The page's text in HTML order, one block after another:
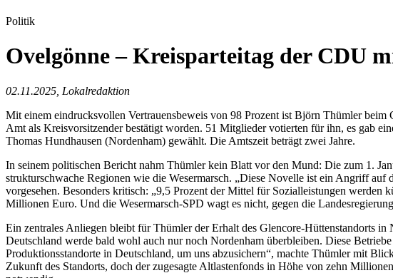
Politik
Ovelgönne – Kreisparteitag der CDU
02.11.2025, Lokalredaktion
Mit einem eindrucksvollen Vertrauensbeweis von 98 Prozent ist Björn Thümler
Amt als Kreisvorsitzender bestätigt worden. 51 Mitglieder votierten für ihn, es gab
Thomas Hundhausen (Nordenham) gewählt. Die Amtszeit beträgt zwei Jahre.
In seinem politischen Bericht nahm Thümler kein Blatt vor den Mund: Die zum 1.
strukturschwache Regionen wie die Wesermarsch. „Diese Novelle ist ein Angriff
vorgesehen. Besonders kritisch: „9,5 Prozent der Mittel für Sozialleistungen
Millionen Euro. Und die Wesermarsch-SPD wagt es nicht, gegen die
Ein zentrales Anliegen bleibt für Thümler der Erhalt des Glencore-Hüttenstandorts
Deutschland werde bald wohl auch nur noch Nordenham überbleiben. Diese
Produktionsstandorte in Deutschland, um uns abzusichern“, machte Thümler mit
Zukunft des Standorts, doch der zugesagte Altlastenfonds in Höhe von zehn